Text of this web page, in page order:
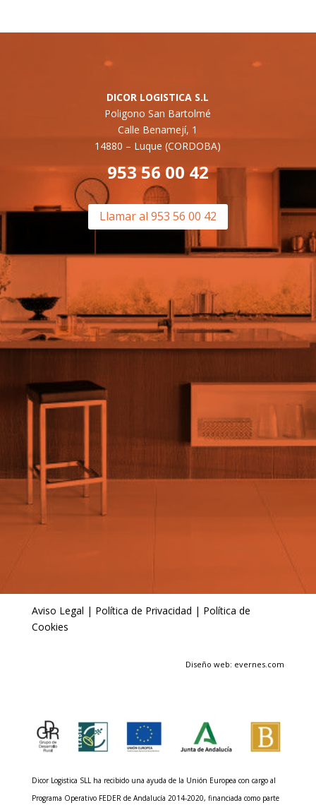
DICOR LOGISTICA S.L
Poligono San Bartolmé
Calle Benamejí, 1
14880 – Luque (CORDOBA)
953 56 00 42
Llamar al 953 56 00 42
Aviso Legal | Política de Privacidad | Política de
Cookies
Diseño web: evernes.com
Dicor Logistica SLL ha recibido una ayuda de la Unión Europea con cargo al
Programa Operativo FEDER de Andalucía 2014-2020, financiada como parte